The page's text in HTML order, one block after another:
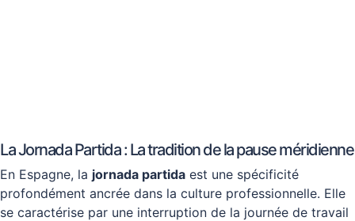
La Jornada Partida : La tradition de la pause méridienne
En Espagne, la jornada partida est une spécificité
profondément ancrée dans la culture professionnelle. Elle
se caractérise par une interruption de la journée de travail